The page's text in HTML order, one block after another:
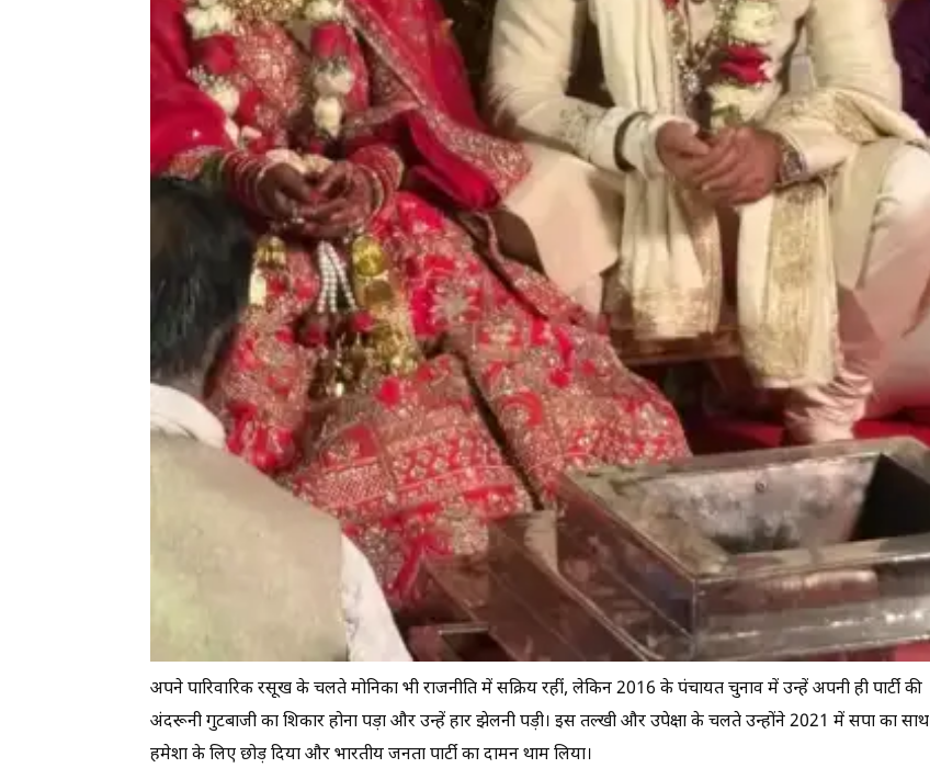
अपने पारिवारिक रसूख के चलते मोनिका भी राजनीति में सक्रिय रहीं, लेकिन 2016 के पंचायत चुनाव में उन्हें अपनी ही पार्टी की
अंदरूनी गुटबाजी का शिकार होना पड़ा और उन्हें हार झेलनी पड़ी। इस तल्खी और उपेक्षा के चलते उन्होंने 2021 में सपा का साथ
हमेशा के लिए छोड़ दिया और भारतीय जनता पार्टी का दामन थाम लिया।